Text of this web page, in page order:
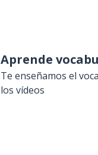
Aprende
Te enseñamos el
los vídeos